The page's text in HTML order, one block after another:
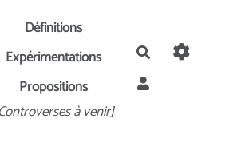
Définitions
Expérimentations
Propositions
à venir]
Rechercher